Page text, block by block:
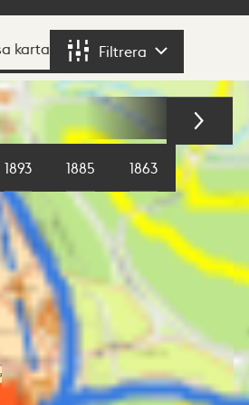
karta Filtrera
1893 1885 1863 1855